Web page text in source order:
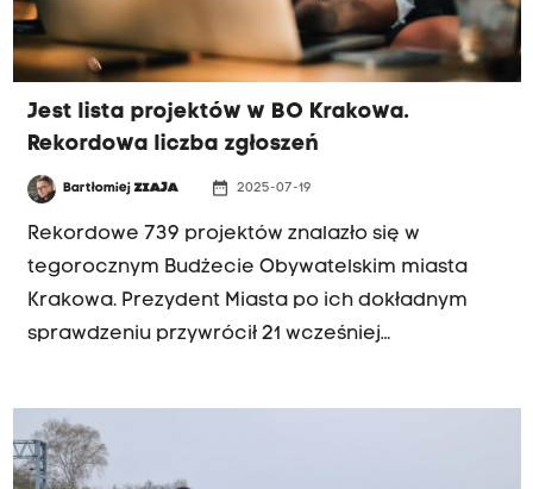
Jest lista projektów w BO Krakowa.
Rekordowa liczba zgłoszeń
BartłomiejZIAJA date_range 2025-07-19
Rekordowe 739 projektów znalazło się w
tegorocznym Budżecie Obywatelskim miasta
Krakowa. Prezydent Miasta po ich dokładnym
sprawdzeniu przywrócił 21 wcześniej
mieszkańcy.